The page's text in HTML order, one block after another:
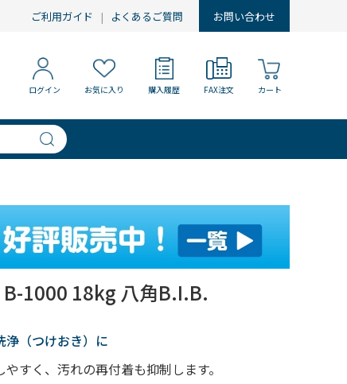
ご利用ガイド よくあるご質問 お問い合わせ
ログイン お気に入り 購入履歴 FAX注文 カート
1000 18kg 八角B.I.B.
浄（つけおき）に
すく、汚れの再付着も抑制します。